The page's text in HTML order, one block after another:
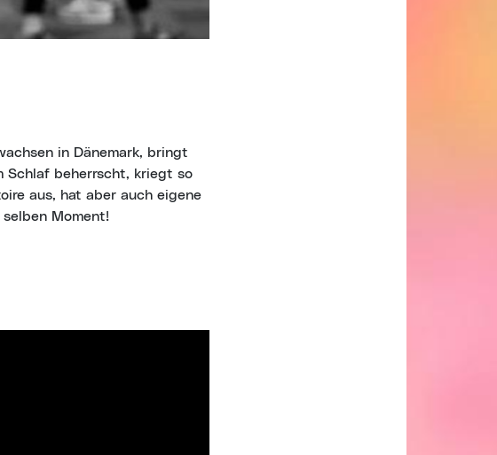
in Dänemark, bringt
Schlaf beherrscht, kriegt so
aus, hat aber auch eigene
Moment!